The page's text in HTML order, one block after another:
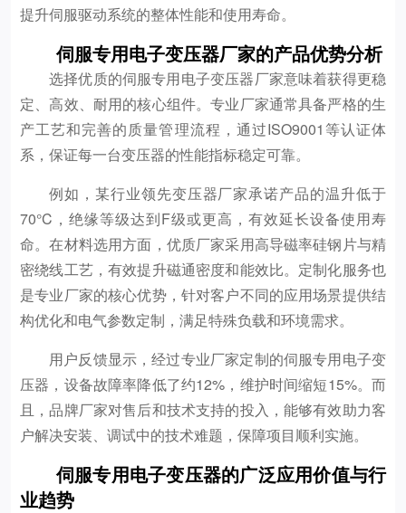
提升伺服驱动系统的整体性能和使用寿命。
伺服专用电子变压器厂家的产品优势分析
选择优质的伺服专用电子变压器厂家意味着获得更稳
定、高效、耐用的核心组件。专业厂家通常具备严格的生
产工艺和完善的质量管理流程，通过ISO9001等认证体
系，保证每一台变压器的性能指标稳定可靠。
例如，某行业领先变压器厂家承诺产品的温升低于
70°C，绝缘等级达到F级或更高，有效延长设备使用寿
命。在材料选用方面，优质厂家采用高导磁率硅钢片与精
密绕线工艺，有效提升磁通密度和能效比。定制化服务也
是专业厂家的核心优势，针对客户不同的应用场景提供结
构优化和电气参数定制，满足特殊负载和环境需求。
用户反馈显示，经过专业厂家定制的伺服专用电子变
压器，设备故障率降低了约12%，维护时间缩短15%。而
且，品牌厂家对售后和技术支持的投入，能够有效助力客
户解决安装、调试中的技术难题，保障项目顺利实施。
伺服专用电子变压器的广泛应用价值与行
业趋势